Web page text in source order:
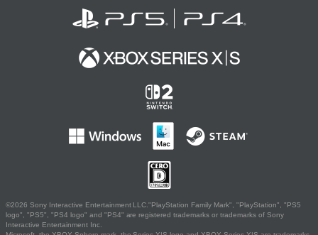
©2026 Sony Interactive Entertainment LLC."PlayStation Family Mark", "PlayStation", "PS5
logo", "PS5", "PS4 logo" and "PS4" are registered trademarks or trademarks of Sony
Interactive Entertainment Inc.